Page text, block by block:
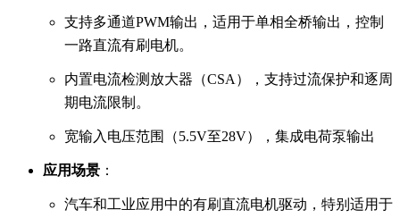
支持多通道PWM输出，适用于单相全桥输出，控制
一路直流有刷电机。
内置电流检测放大器（CSA），支持过流保护和逐周
期电流限制。
宽输入电压范围（5.5V至28V），集成电荷泵输出
应用场景 ：
汽车和工业应用中的有刷直流电机驱动，特别适用于